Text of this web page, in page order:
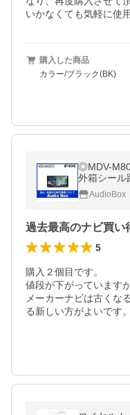
いかなくても気軽に使
購入した商品
カラー/ブラック(BK)
◎MDV-
外箱シー
NWOOD)
ンAudioBox
過去最高のナビ買い
5
購入２個目です。
値段が下がっています
メーカーナビは古くな
る新しい方がよいです。